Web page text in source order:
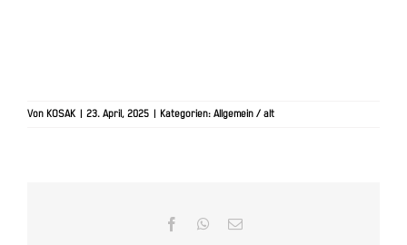
Von KOSAK 23. April, 2025 Kategorien: Allgemein / alt
FacebookWhatsApp
E-